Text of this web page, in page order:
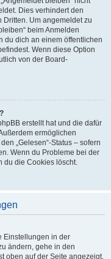
Dies verhindert den
Dritten. Um angemeldet zu
beim Anmelden
du dich an einem öffentlichen
Wenn diese Option
von der Board-
erstellt hat und die dafür
ermöglichen
„Gelesen“-Status – sofern
Wenn du Probleme bei der
du die Cookies löscht.
Einstellungen in der
ändern, gehe in den
oben auf der Seite angezeigt,